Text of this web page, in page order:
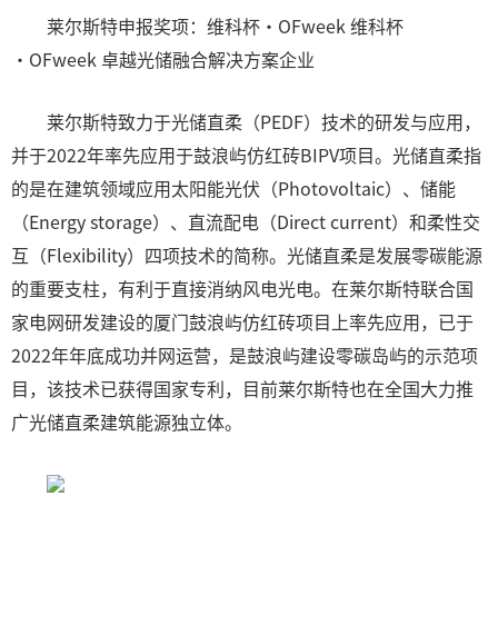
莱尔斯特申报奖项：维科杯·OFweek 维科杯
·OFweek 卓越光储融合解决方案企业
莱尔斯特致力于光储直柔（PEDF）技术的研发与应用，
并于2022年率先应用于鼓浪屿仿红砖BIPV项目。光储直柔指
的是在建筑领域应用太阳能光伏（Photovoltaic）、储能
（Energy storage）、直流配电（Direct current）和柔性交
互（Flexibility）四项技术的简称。光储直柔是发展零碳能源
的重要支柱，有利于直接消纳风电光电。在莱尔斯特联合国
家电网研发建设的厦门鼓浪屿仿红砖项目上率先应用，已于
2022年年底成功并网运营，是鼓浪屿建设零碳岛屿的示范项
目，该技术已获得国家专利，目前莱尔斯特也在全国大力推
广光储直柔建筑能源独立体。